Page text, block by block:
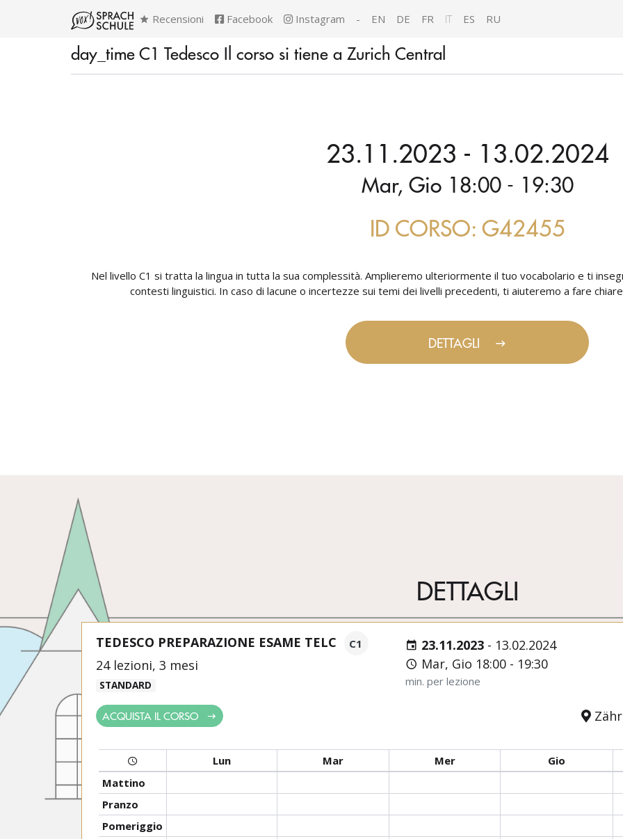
Recensioni Facebook Instagram - EN DE FR IT ES RU
day_time C1 Tedesco Il corso si tiene a Zurich Central
23.11.2023 - 13.02.2024
Mar, Gio 18:00 - 19:30
ID CORSO: G42455
Nel livello C1 si tratta la lingua in tutta la sua complessità. Amplieremo ulteriormente il tuo vocabolario e ti
contesti linguistici. In caso di lacune o incertezze sui temi dei livelli precedenti, ti aiuteremo a fare
DETTAGLI
DETTAGLI
TEDESCO PREPARAZIONE ESAME TELC C1
24 lezioni, 3 mesi
STANDARD
23.11.2023 - 13.02.2024
Mar, Gio 18:00 - 19:30
min. per lezione
ACQUISTA IL CORSO
Lun Mar Mer Gio
Mattino
Pranzo
Pomeriggio